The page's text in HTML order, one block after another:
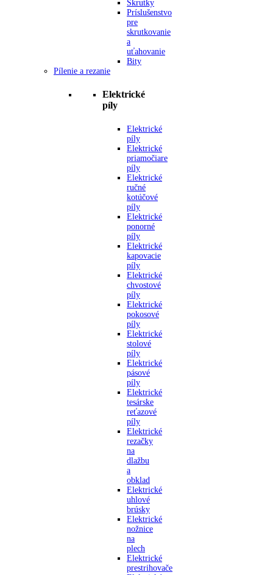
Skrutky
Príslušenstvo
pre
skrutkovanie
a
uťahovanie
Bity
Pílenie a rezanie
Elektrické
píly
Elektrické
píly
Elektrické
priamočiare
píly
Elektrické
ručné
kotúčové
píly
Elektrické
ponorné
píly
Elektrické
kapovacie
píly
Elektrické
chvostové
píly
Elektrické
pokosové
píly
Elektrické
stolové
píly
Elektrické
pásové
píly
Elektrické
tesárske
reťazové
píly
Elektrické
rezačky
na
dlažbu
a
obklad
Elektrické
uhlové
brúsky
Elektrické
nožnice
na
plech
Elektrické
prestrihovače